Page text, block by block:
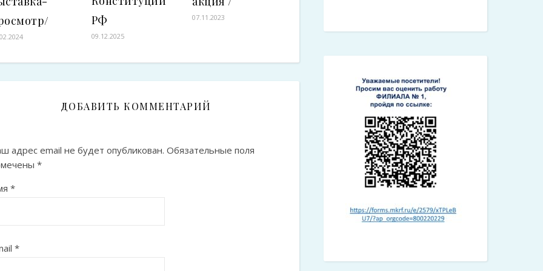
РФ
09.12.2025
07.11.2023
ДОБАВИТЬ КОММЕНТАРИЙ
адрес email не будет опубликован. Обязательные поля
*
*
*